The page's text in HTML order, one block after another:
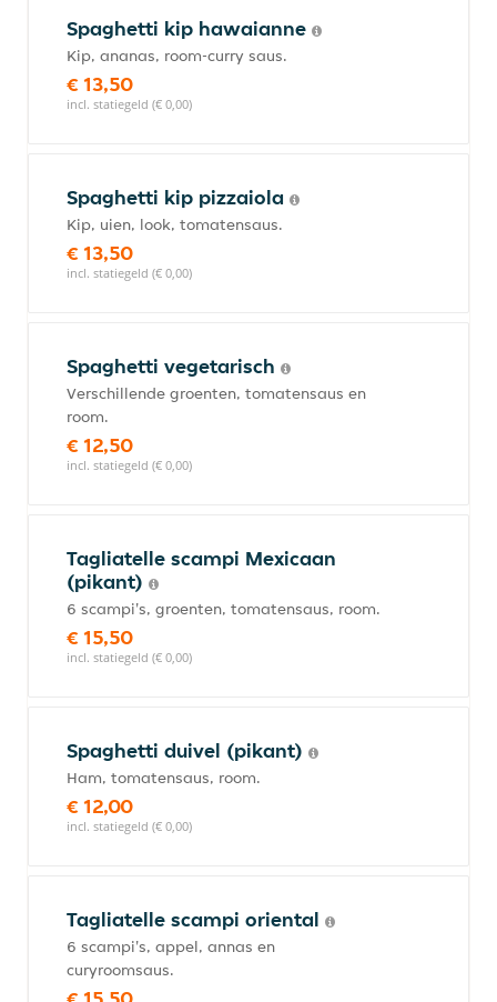
Spaghetti kip hawaianne
Kip, ananas, room-curry saus.
€ 13,50
incl. statiegeld (€ 0,00)
Spaghetti kip pizzaiola
Kip, uien, look, tomatensaus.
€ 13,50
incl. statiegeld (€ 0,00)
Spaghetti vegetarisch
Verschillende groenten, tomatensaus en
room.
€ 12,50
incl. statiegeld (€ 0,00)
Tagliatelle scampi Mexicaan
(pikant)
6 scampi's, groenten, tomatensaus, room.
€ 15,50
incl. statiegeld (€ 0,00)
Spaghetti duivel (pikant)
Ham, tomatensaus, room.
€ 12,00
incl. statiegeld (€ 0,00)
Tagliatelle scampi oriental
6 scampi's, appel, annas en
curyroomsaus.